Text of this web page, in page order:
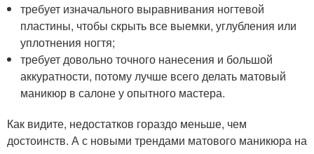
требует изначального выравнивания ногтевой
пластины, чтобы скрыть все выемки, углубления или
уплотнения ногтя;
требует довольно точного нанесения и большой
аккуратности, потому лучше всего делать матовый
маникюр в салоне у опытного мастера.
Как видите, недостатков гораздо меньше, чем
достоинств. А с новыми трендами матового маникюра на